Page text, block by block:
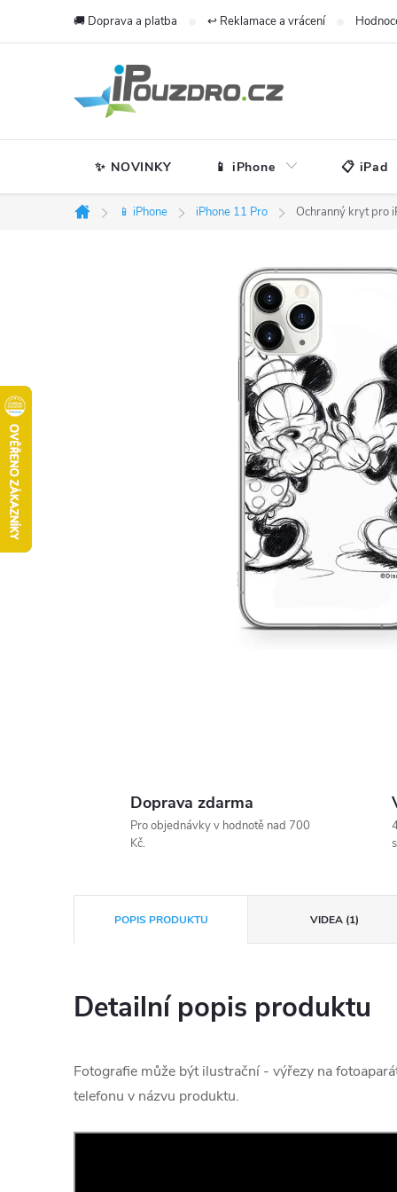
🚚 Doprava a platba ↩️ Reklamace a vrácení
✨ NOVINKY 📱 iPhone 📋 iPad
Domů
📱 iPhone iPhone 11 Pro Ochranný kryt pro
Doprava zdarma
Pro objednávky v hodnotě nad 700
Kč.
POPIS PRODUKTU VIDEA (1)
Detailní popis produktu
Fotografie může být ilustrační - výřezy na
telefonu v názvu produktu.